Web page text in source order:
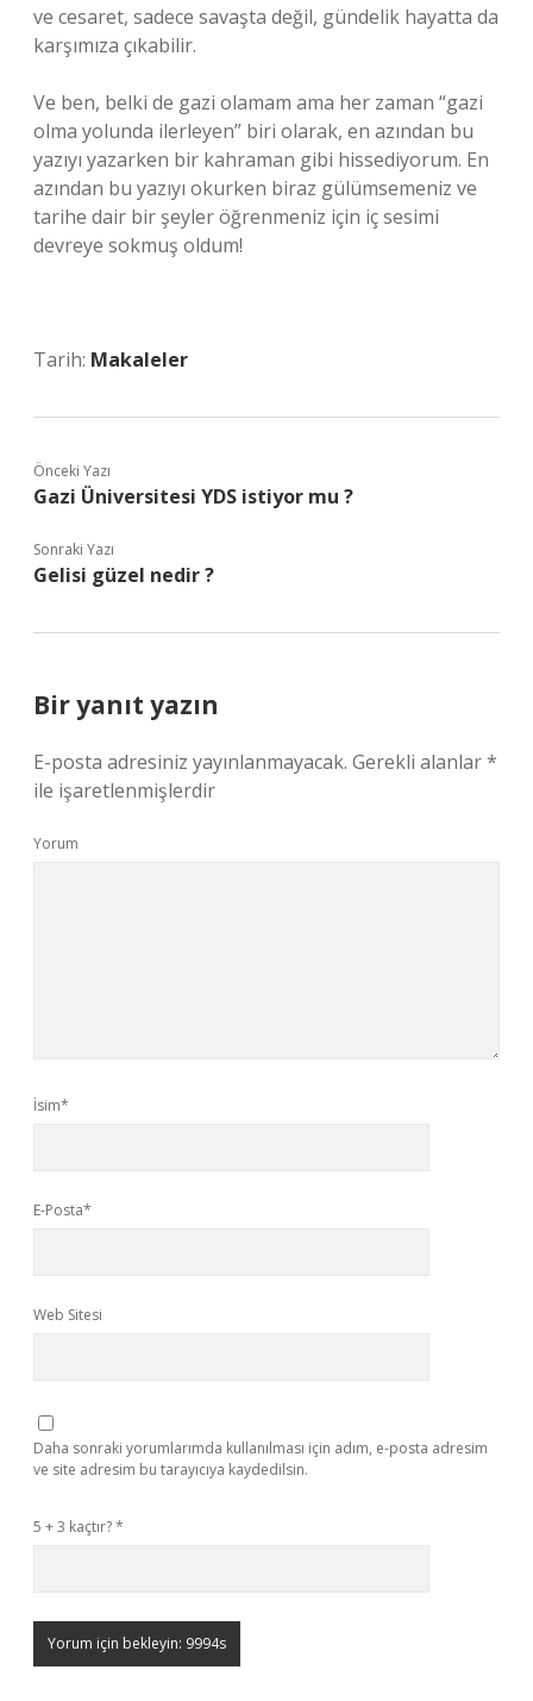
ve cesaret, sadece savaşta değil, gündelik hayatta da
karşımıza çıkabilir.
Ve ben, belki de gazi olamam ama her zaman “gazi
olma yolunda ilerleyen” biri olarak, en azından bu
yazıyı yazarken bir kahraman gibi hissediyorum. En
azından bu yazıyı okurken biraz gülümsemeniz ve
tarihe dair bir şeyler öğrenmeniz için iç sesimi
devreye sokmuş oldum!
Tarih: Makaleler
Önceki Yazı
Gazi Üniversitesi YDS istiyor mu ?
Sonraki Yazı
Gelisi güzel nedir ?
Bir yanıt yazın
E-posta adresiniz yayınlanmayacak. Gerekli alanlar*
ile işaretlenmişlerdir
Yorum
İsim*
E-Posta*
Web Sitesi
Daha sonraki yorumlarımda kullanılması için adım, e-posta adresim
ve site adresim bu tarayıcıya kaydedilsin.
5 + 3 kaçtır?*